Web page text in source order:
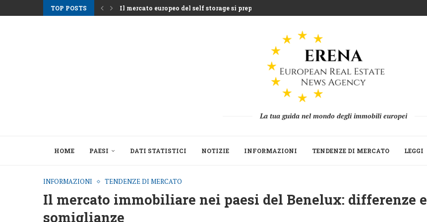
TOP POSTS
Il mercato europeo del self storage si prepara...
La tua guida nel mondo degli immobili europei
HOME PAESI DATI STATISTICI NOTIZIE INFORMAZIONI TENDENZE DI MERCATO LEGGI
INFORMAZIONI TENDENZE DI MERCATO
Il mercato immobiliare nei paesi del Benelux: differenze e
somiglianze